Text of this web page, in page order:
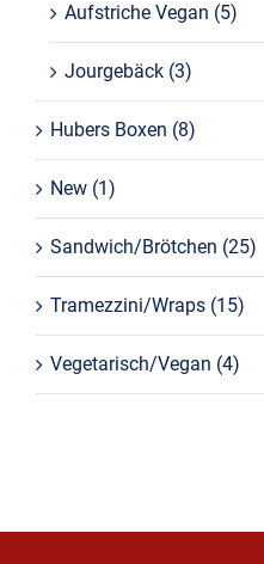
Aufstriche Vegan (5)
Jourgebäck (3)
Hubers Boxen (8)
New (1)
Sandwich/Brötchen (25)
Tramezzini/Wraps (15)
Vegetarisch/Vegan (4)